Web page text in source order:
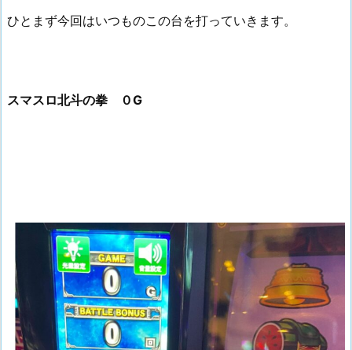
ひとまず今回はいつものこの台を打っていきます。
スマスロ北斗の拳 ０G